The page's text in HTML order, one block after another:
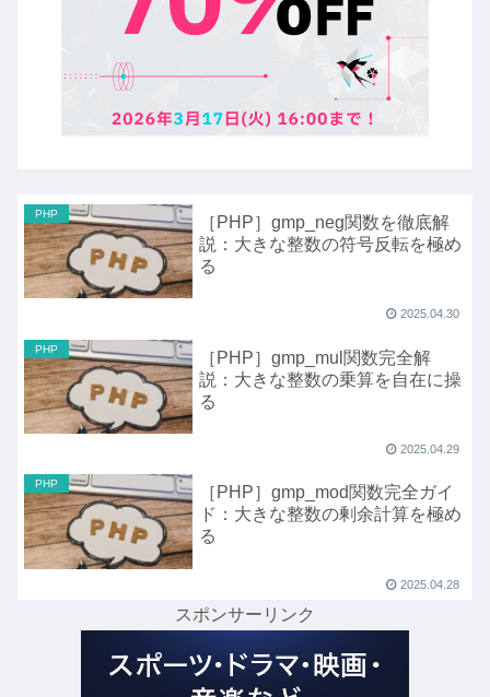
PHP
［PHP］gmp_neg関数を徹底解
説：大きな整数の符号反転を極め
る
2025.04.30
PHP
［PHP］gmp_mul関数完全解
説：大きな整数の乗算を自在に操
る
2025.04.29
PHP
［PHP］gmp_mod関数完全ガイ
ド：大きな整数の剰余計算を極め
る
2025.04.28
スポンサーリンク